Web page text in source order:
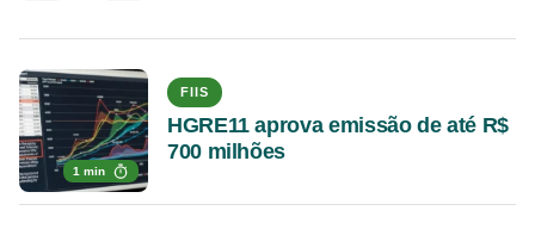
1 min
FIIS
HGRE11 aprova emissão de até R$
700 milhões